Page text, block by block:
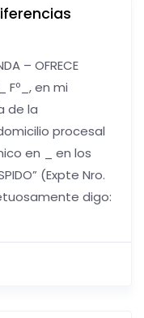
– OFRECE
Fº_, en mi
de la
procesal
en _ en los
(Expte Nro.
digo: